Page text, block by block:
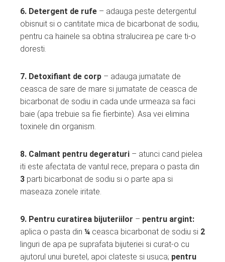
6. Detergent de rufe – adauga peste detergentul
obisnuit si o cantitate mica de bicarbonat de sodiu,
pentru ca hainele sa obtina stralucirea pe care ti-o
doresti.
7. Detoxifiant de corp – adauga jumatate de
ceasca de sare de mare si jumatate de ceasca de
bicarbonat de sodiu in cada unde urmeaza sa faci
baie (apa trebuie sa fie fierbinte). Asa vei elimina
toxinele din organism.
8. Calmant pentru degeraturi – atunci cand pielea
iti este afectata de vantul rece, prepara o pasta din
3 parti bicarbonat de sodiu si o parte apa si
maseaza zonele iritate.
9. Pentru curatirea bijuteriilor – pentru argint:
aplica o pasta din ¼ ceasca bicarbonat de sodiu si 2
linguri de apa pe suprafata bijuteriei si curat-o cu
ajutorul unui buretel, apoi clateste si usuca; pentru